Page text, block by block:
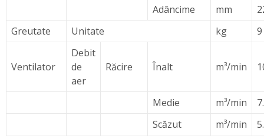
Adâncime
mm
Greutate
Unitate kg 9
Ventilator
Debit
de
aer
Răcire Înalt m³/min
Medie m³/min
Scăzut
m³/min